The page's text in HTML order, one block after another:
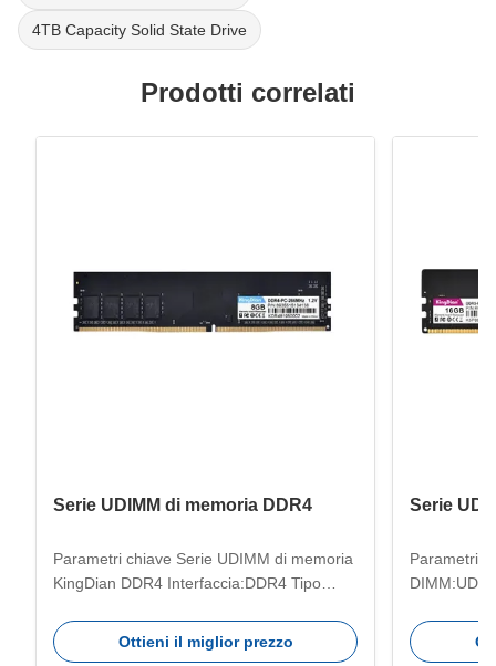
4TB Capacity Solid State Drive
Prodotti correlati
Serie UDIMM di memoria DDR4
Parametri chiave Serie UDIMM di memoria
KingDian DDR4 Interfaccia:DDR4 Tipo
capacità:4GB/8GB/16GB/32GB
Frequenza:2400/2666/3200 MHz
Ottieni il miglior prezzo
Serie
Parametri